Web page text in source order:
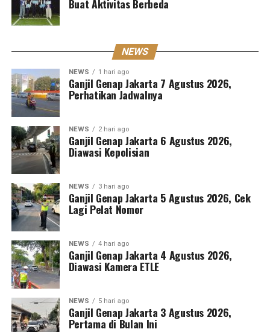
Buat Aktivitas Berbeda
NEWS
NEWS 1 hari ago
Ganjil Genap Jakarta 7 Agustus 2026,
Perhatikan Jadwalnya
NEWS 2 hari ago
Ganjil Genap Jakarta 6 Agustus 2026,
Diawasi Kepolisian
NEWS 3 hari ago
Ganjil Genap Jakarta 5 Agustus 2026, Cek
Lagi Pelat Nomor
NEWS 4 hari ago
Ganjil Genap Jakarta 4 Agustus 2026,
Diawasi Kamera ETLE
NEWS 5 hari ago
Ganjil Genap Jakarta 3 Agustus 2026,
Pertama di Bulan Ini